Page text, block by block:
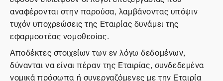
αναφέρονται στην παρούσα, λαμβάνοντας υπόψιν
τυχόν υποχρεώσεις της Εταιρίας δυνάμει της
εφαρμοστέας νομοθεσίας.
Αποδέκτες στοιχείων των εν λόγω δεδομένων,
δύνανται να είναι πέραν της Εταιρίας, συνδεδεμένα
νομικά πρόσωπα ή συνεργαζόμενες με την Εταιρία